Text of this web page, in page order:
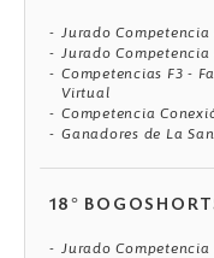
Jurado
Jurado
Competencias F3 -
Virtual
Competencia
Ganadores de La
18°
Jurado